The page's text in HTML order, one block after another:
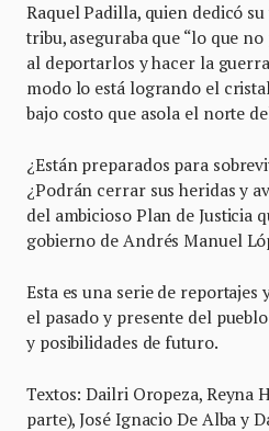
Raquel Padilla, quien dedicó
tribu, aseguraba que “lo que
al deportarlos y hacer la
modo lo está logrando el
bajo costo que asola el norte
¿Están preparados para
¿Podrán cerrar sus heridas y
del ambicioso Plan de Justicia
gobierno de Andrés Manuel
Esta es una serie de
el pasado y presente del
y posibilidades de futuro.
Textos: Dailri Oropeza, Reyna
parte), José Ignacio De Alba y